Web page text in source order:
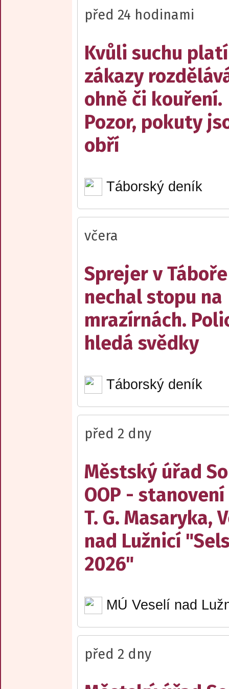
před 24 hodinami
Kvůli suchu
zákazy
ohně či kouření.
Pozor, pokuty
obří
Táborský deník
včera
Sprejer v Táboře
nechal stopu na
mrazírnách.
hledá svědky
Táborský deník
před 2 dny
Městský úřad
OOP -
T. G. Masaryka,
nad Lužnicí
2026"
MÚ Veselí nad
před 2 dny